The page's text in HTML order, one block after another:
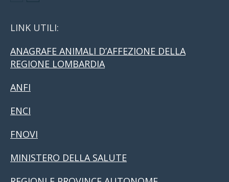
LINK UTILI:
ANAGRAFE ANIMALI D’AFFEZIONE DELLA
REGIONE LOMBARDIA
ANFI
ENCI
FNOVI
MINISTERO DELLA SALUTE